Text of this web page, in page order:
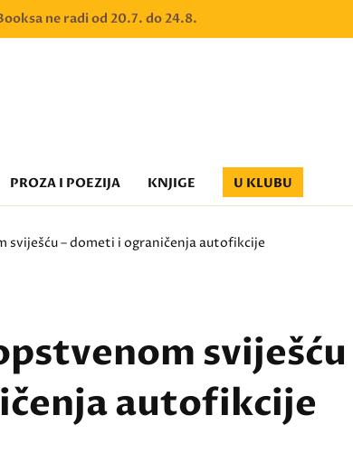
ne radi od 20.7. do 24.8.
PROZA I POEZIJA KNJIGE U KLUBU
sviješću – dometi i ograničenja autofikcije
sviješću
autofikcije